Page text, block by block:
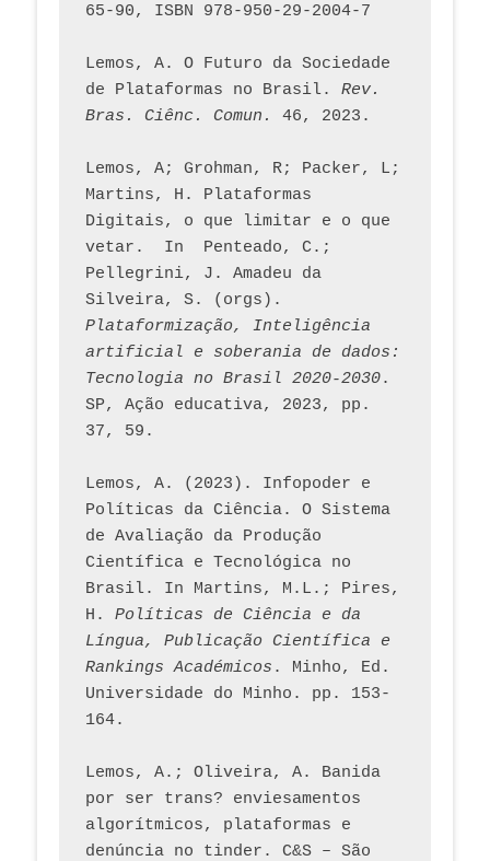
65-90, ISBN 978-950-29-2004-7
Lemos, A. O Futuro da Sociedade
de Plataformas no Brasil. Rev.
Bras. Ciênc. Comun.
Lemos, A; Grohman, R; Packer, L;
Martins, H. Plataformas
Digitais, o que limitar e o que
vetar.  In  Penteado, C.;
Pellegrini, J. Amadeu da
Plataformização, Inteligência
artificial e soberania de dados:
Tecnologia no Brasil 2020-2030.
SP, Ação educativa, 2023, pp.
37, 59.
Lemos, A. (2023). Infopoder e
Políticas da Ciência. O Sistema
de Avaliação da Produção
Científica e Tecnológica no
Brasil. In Martins, M.L.; Pires,
H. Políticas de Ciência e da
Língua, Publicação Científica e
Rankings Académicos . Minho, Ed.
Universidade do Minho. pp. 153-
164.
Lemos, A.; Oliveira, A. Banida
por ser trans? enviesamentos
algorítmicos, plataformas e
denúncia no tinder. C&S – São